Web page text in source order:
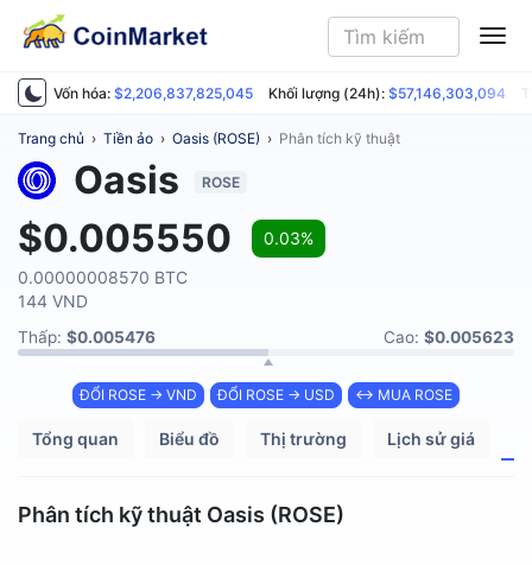
Vốn hóa: $2,206,837,825,045 Khối lượng (24h): $57,146,303,094
Trang chủ › Tiền ảo › Oasis (ROSE) › Phân tích kỹ thuật
Oasis ROSE
$0.005550
0.03%
0.00000008570 BTC
144 VND
Thấp: $0.005476 Cao: $0.005623
ĐỔI ROSE → VND ĐỔI ROSE → USD ↔ MUA ROSE
Tổng quan Biểu đồ Thị trường Lịch sử giá
Phân tích kỹ thuật Oasis (ROSE)